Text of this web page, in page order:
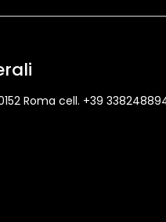
Roma cell. +39